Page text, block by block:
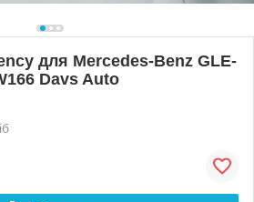
для Mercedes-Benz GLE-
Davs Auto